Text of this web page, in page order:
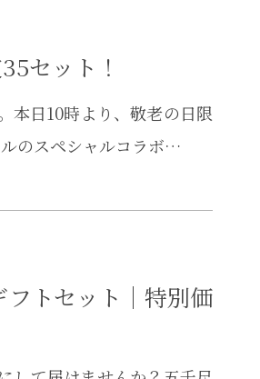
セット！
本日10時より、敬老の日限
のスペシャルコラボ…
トセット｜特別価